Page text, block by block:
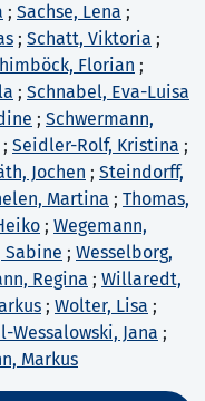
; Sachse, Lena ;
; Schatt, Viktoria ;
Florian ;
; Schnabel, Eva-Luisa
; Schwermann,
; Seidler-Rolf, Kristina ;
Jochen ; Steindorff,
Martina ; Thomas,
; Wegemann,
Sabine ; Wesselborg,
Regina ; Willaredt,
; Wolter, Lisa ;
Wessalowski, Jana ;
Markus